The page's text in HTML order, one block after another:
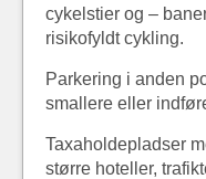
cykelstier og –
risikofyldt cykling.
Parkering i anden
smallere eller
Taxaholdepladser
større hoteller,